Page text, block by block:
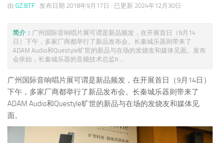
由 GZ.BTF · 发布日期 2018年9月17日 · 已更新 2024年12月30日
简介： 广州国际音响唱片展可谓是新品频发，在开展首日（9月14
日）下午，多家厂商都举行了新品发布会。长秦城乐器则带来了
ADAM Audio和Questyle旷世的新品与在场的发烧友和媒体见面。发布
会依始，长秦城乐器的音频技术总监K ...
广州国际音响唱片展可谓是新品频发，在开展首日（9月14日）
下午，多家厂商都举行了新品发布会。长秦城乐器则带来了
ADAM Audio和Questyle旷世的新品与在场的发烧友和媒体见
面。